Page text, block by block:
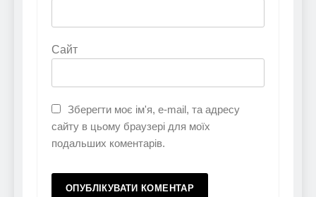
Сайт
Зберегти моє ім'я, e-mail, та адресу
сайту в цьому браузері для моїх
подальших коментарів.